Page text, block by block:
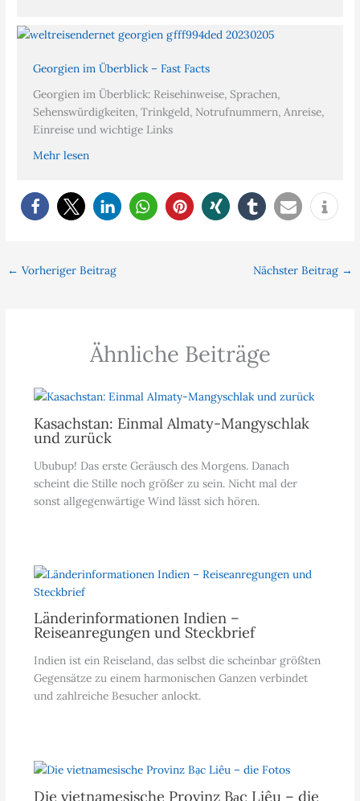
Georgien im Überblick – Fast Facts
Georgien im Überblick: Reisehinweise, Sprachen,
Sehenswürdigkeiten, Trinkgeld, Notrufnummern, Anreise,
Einreise und wichtige Links
Mehr lesen
← Vorheriger Beitrag Nächster Beitrag →
Ähnliche Beiträge
Kasachstan: Einmal Almaty-Mangyschlak
und zurück
Ububup! Das erste Geräusch des Morgens. Danach
scheint die Stille noch größer zu sein. Nicht mal der
sonst allgegenwärtige Wind lässt sich hören.
Länderinformationen Indien –
Reiseanregungen und Steckbrief
Indien ist ein Reiseland, das selbst die scheinbar größten
Gegensätze zu einem harmonischen Ganzen verbindet
und zahlreiche Besucher anlockt.
Die vietnamesische Provinz Bạc Liêu – die